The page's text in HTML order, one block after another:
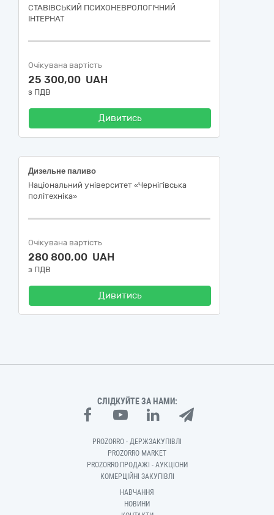
СТАВІВСЬКИЙ ПСИХОНЕВРОЛОГІЧНИЙ
ІНТЕРНАТ
Очікувана вартість
25 300,00 UAH
з ПДВ
Дивитись
Дизельне паливо
Національний університет «Чернігівська
політехніка»
Очікувана вартість
280 800,00 UAH
з ПДВ
Дивитись
СЛІДКУЙТЕ ЗА НАМИ:
PROZORRO - ДЕРЖЗАКУПІВЛІ
PROZORRO MARKET
PROZORRO.ПРОДАЖІ - АУКЦІОНИ
КОМЕРЦІЙНІ ЗАКУПІВЛІ
НАВЧАННЯ
НОВИНИ